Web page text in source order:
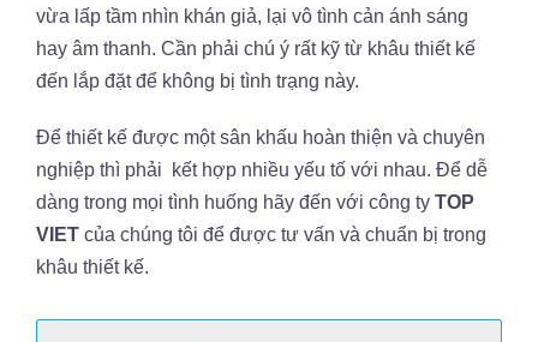
vừa lấp tầm nhìn khán giả, lại vô tình cản ánh sáng
hay âm thanh. Cần phải chú ý rất kỹ từ khâu thiết kế
đến lắp đặt để không bị tình trạng này.
Để thiết kế được một sân khấu hoàn thiện và chuyên
nghiệp thì phải kết hợp nhiều yếu tố với nhau. Để dễ
dàng trong mọi tình huống hãy đến với công ty TOP
VIET của chúng tôi để được tư vấn và chuẩn bị trong
khâu thiết kế.